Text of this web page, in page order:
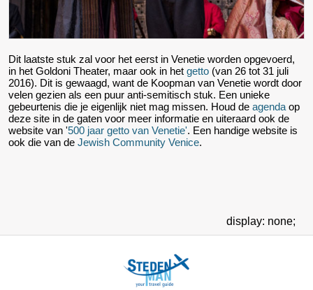
Dit laatste stuk zal voor het eerst in Venetie worden opgevoerd,
in het Goldoni Theater, maar ook in het getto (van 26 tot 31 juli
2016). Dit is gewaagd, want de Koopman van Venetie wordt door
velen gezien als een puur anti-semitisch stuk. Een unieke
gebeurtenis die je eigenlijk niet mag missen. Houd de agenda op
deze site in de gaten voor meer informatie en uiteraard ook de
website van '500 jaar getto van Venetie'. Een handige website is
ook die van de Jewish Community Venice.
display: none;